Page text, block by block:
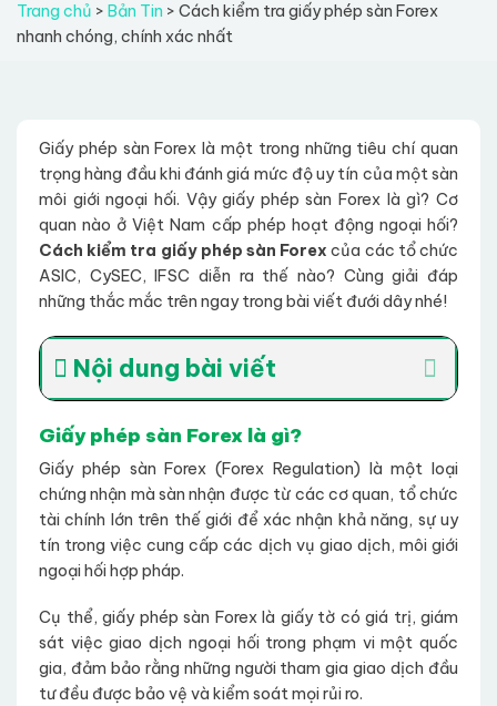
Trang chủ > Bản Tin > Cách kiểm tra giấy phép sàn Forex
nhanh chóng, chính xác nhất
Giấy phép sàn Forex là một trong những tiêu chí quan
trọng hàng đầu khi đánh giá mức độ uy tín của một sàn
môi giới ngoại hối. Vậy giấy phép sàn Forex là gì? Cơ
quan nào ở Việt Nam cấp phép hoạt động ngoại hối?
Cách kiểm tra giấy phép sàn Forexcủa các tổ chức
ASIC, CySEC, IFSC diễn ra thế nào? Cùng giải đáp
những thắc mắc trên ngay trong bài viết đưới dây nhé!
Nội dung bài viết
Giấy phép sàn Forex là gì?
Giấy phép sàn Forex (Forex Regulation) là một loại
chứng nhận mà sàn nhận được từ các cơ quan, tổ chức
tài chính lớn trên thế giới để xác nhận khả năng, sự uy
tín trong việc cung cấp các dịch vụ giao dịch, môi giới
ngoại hối hợp pháp.
Cụ thể, giấy phép sàn Forex là giấy tờ có giá trị, giám
sát việc giao dịch ngoại hối trong phạm vi một quốc
gia, đảm bảo rằng những người tham gia giao dịch đầu
tư đều được bảo vệ và kiểm soát mọi rủi ro.